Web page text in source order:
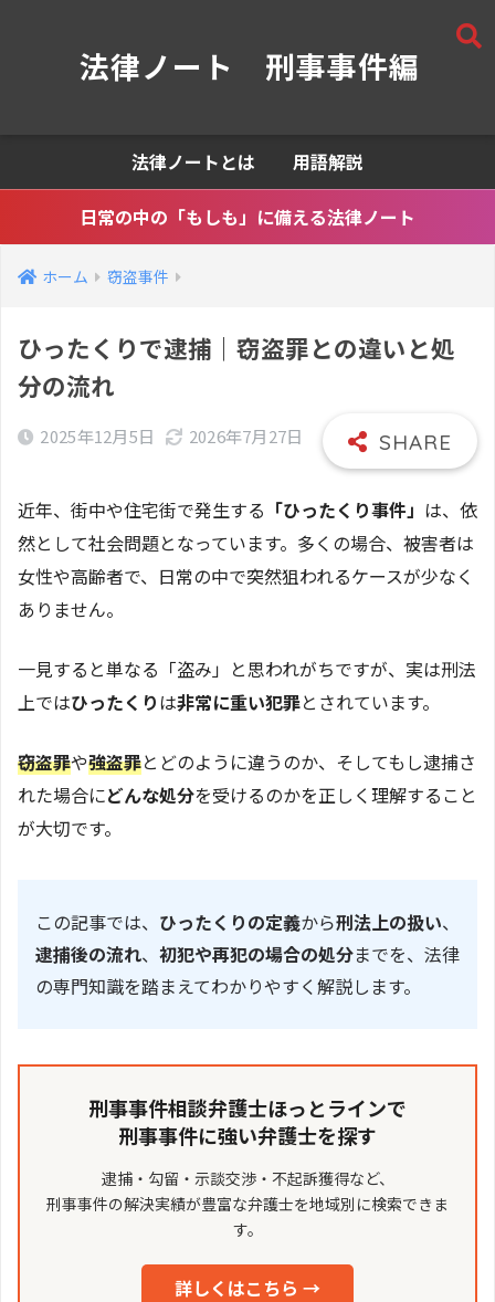
法律ノート 刑事事件編
法律ノートとは 用語解説
日常の中の「もしも」に備える法律ノート
ホーム 窃盗事件
ひったくりで逮捕｜窃盗罪との違いと処
分の流れ
2025年12月5日 2026年7月27日
近年、街中や住宅街で発生する 「ひったくり事件」 は、依
然として社会問題となっています。多くの場合、被害者は
女性や高齢者で、日常の中で突然狙われるケースが少なく
ありません。
一見すると単なる「盗み」と思われがちですが、実は刑法
上ではひったくりは非常に重い犯罪とされています。
窃盗罪や強盗罪とどのように違うのか、そしてもし逮捕さ
れた場合にどんな処分を受けるのかを正しく理解すること
が大切です。
この記事では、 ひったくりの定義から刑法上の扱い、
逮捕後の流れ、 初犯や再犯の場合の処分までを、法律
の専門知識を踏まえてわかりやすく解説します。
刑事事件相談弁護士ほっとラインで
刑事事件に強い弁護士を探す
逮捕・勾留・示談交渉・不起訴獲得など、
刑事事件の解決実績が豊富な弁護士を地域別に検索できま
す。
詳しくはこちら →